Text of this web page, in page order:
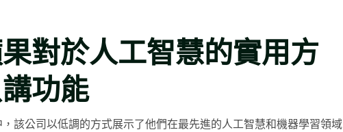
果對於人工智慧的實用方
功能
該公司以低調的方式展示了他們在最先進的人工智慧和機器學習領域